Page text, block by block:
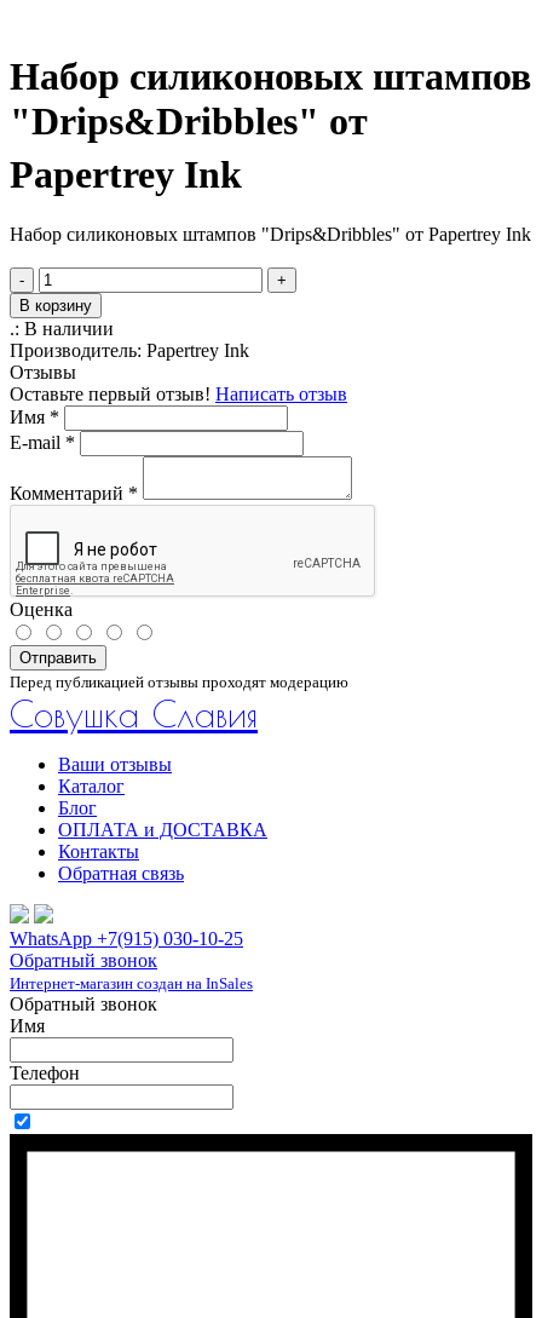
Набор силиконовых штампов
"Drips&Dribbles" от
Papertrey Ink
Набор силиконовых штампов "Drips&Dribbles" от Papertrey Ink
-
+
В корзину
.: В наличии
Производитель: Papertrey Ink
Отзывы
Оставьте первый отзыв! Написать отзыв
Имя *
E-mail *
Комментарий *
Оценка
Отправить
Перед публикацией отзывы проходят модерацию
Совушка Славия
Ваши отзывы
Каталог
Блог
ОПЛАТА и ДОСТАВКА
Контакты
Обратная связь
WhatsApp +7(915) 030-10-25
Обратный звонок
Интернет-магазин создан на InSales
Обратный звонок
Имя
Телефон